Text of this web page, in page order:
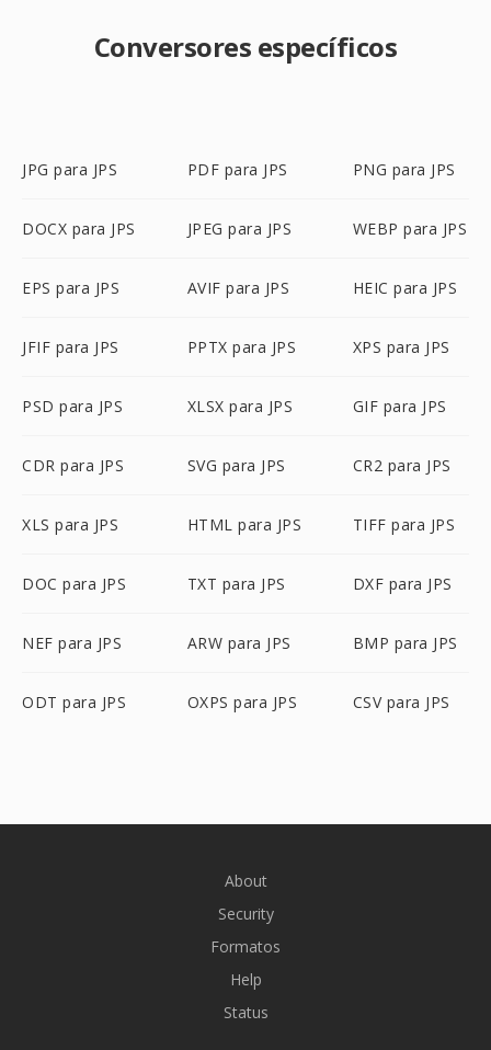
Conversores específicos
JPG para JPS PDF para JPS PNG para JPS
DOCX para JPS JPEG para JPS WEBP para JPS
EPS para JPS AVIF para JPS HEIC para JPS
JFIF para JPS PPTX para JPS XPS para JPS
PSD para JPS XLSX para JPS GIF para JPS
CDR para JPS SVG para JPS CR2 para JPS
XLS para JPS HTML para JPS TIFF para JPS
DOC para JPS TXT para JPS DXF para JPS
NEF para JPS ARW para JPS BMP para JPS
ODT para JPS OXPS para JPS CSV para JPS
About
Security
Formatos
Help
Status